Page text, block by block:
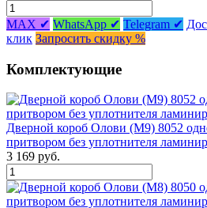
MAX ✔ WhatsApp ✔ Telegram ✔
клик Запросить скидку %
Комплектующие
Дверной короб Олови (М9) 8052
притвором без уплотнителя
3 169 руб.